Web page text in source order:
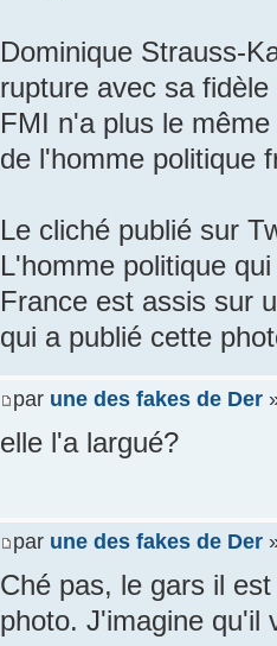
Dominique Strauss-
rupture avec sa
FMI n'a plus le
de l'homme politique
Le cliché publié sur
L'homme politique
France est assis sur
qui a publié cette
par une des fakes de Der
elle l'a largué?
par une des fakes de Der
Ché pas, le gars il
photo. J'imagine qu'il